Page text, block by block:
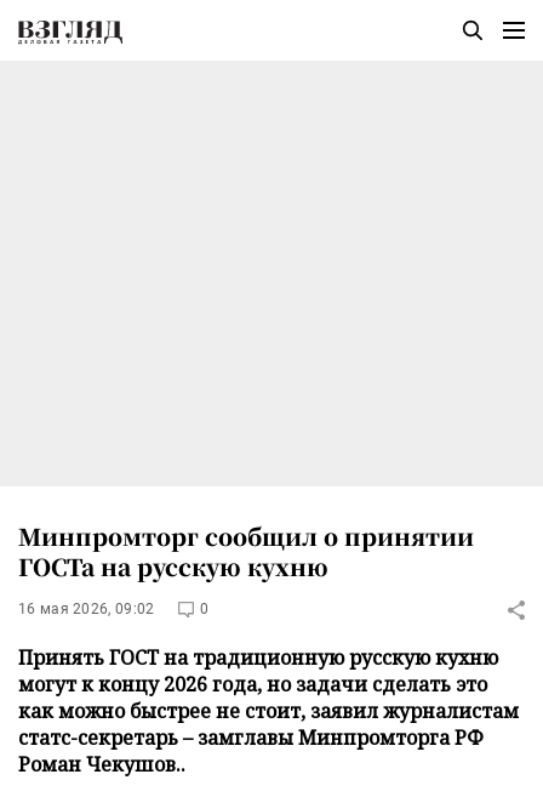
Минпромторг сообщил о принятии
ГОСТа на русскую кухню
16 мая 2026, 09:02 0
Принять ГОСТ на традиционную русскую кухню
могут к концу 2026 года, но задачи сделать это
как можно быстрее не стоит, заявил журналистам
статс-секретарь – замглавы Минпромторга РФ
Роман Чекушов..